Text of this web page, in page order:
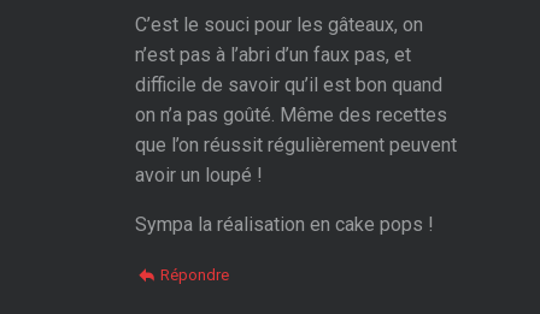
C’est le souci pour les gâteaux, on
n’est pas à l’abri d’un faux pas, et
difficile de savoir qu’il est bon quand
on n’a pas goûté. Même des recettes
que l’on réussit régulièrement peuvent
avoir un loupé !
Sympa la réalisation en cake pops !
Répondre